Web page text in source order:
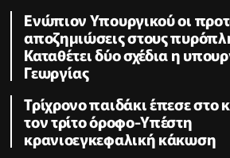
Ενώπιον Υπουργικού οι
αποζημιώσεις στους
Καταθέτει δύο σχέδια η
Γεωργίας
Τρίχρονο παιδάκι έπεσε στο
τον τρίτο όροφο-Υπέστη
κρανιοεγκεφαλική κάκωση